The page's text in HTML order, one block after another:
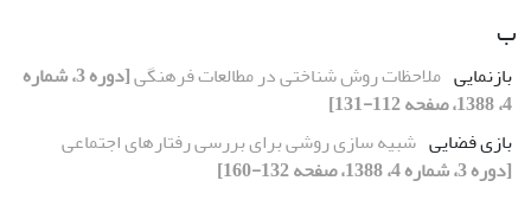
ب
بازنمایی ملاحظات روش شناختی در مطالعات فرهنگی
[دوره 3، شماره
4، 1388، صفحه 112-131]
بازی فضایی شبیه سازی روشی برای بررسی رفتارهای اجتماعی
[دوره 3، شماره 4، 1388، صفحه 132-160]